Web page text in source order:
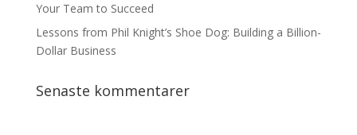
Your Team to Succeed
Lessons from Phil Knight’s Shoe Dog: Building a Billion-
Dollar Business
Senaste kommentarer